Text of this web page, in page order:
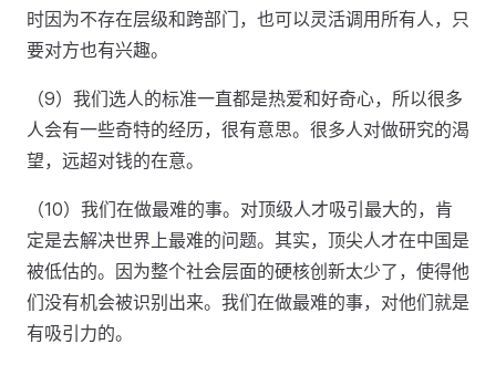
时因为不存在层级和跨部门，也可以灵活调用所有人，只
要对方也有兴趣。
（9）我们选人的标准一直都是热爱和好奇心，所以很多
人会有一些奇特的经历，很有意思。很多人对做研究的渴
望，远超对钱的在意。
（10）我们在做最难的事。对顶级人才吸引最大的，肯
定是去解决世界上最难的问题。其实，顶尖人才在中国是
被低估的。因为整个社会层面的硬核创新太少了，使得他
们没有机会被识别出来。我们在做最难的事，对他们就是
有吸引力的。